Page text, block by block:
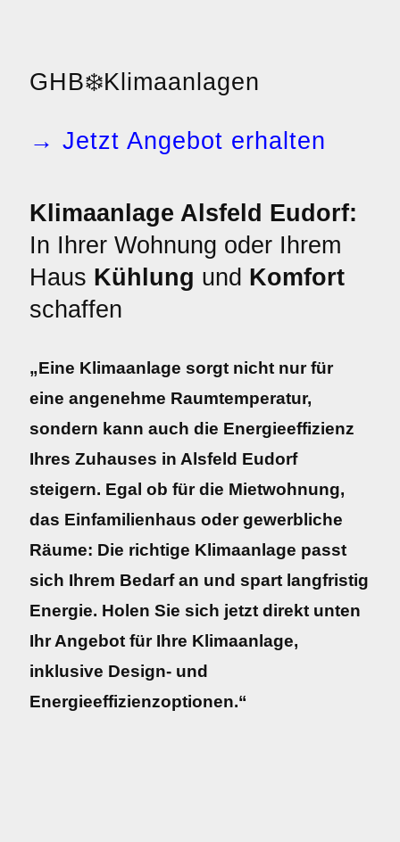
GHB❄️Klimaanlagen
→ Jetzt Angebot erhalten
Klimaanlage Alsfeld Eudorf:
In Ihrer Wohnung oder Ihrem
Haus Kühlung und Komfort
schaffen
„Eine Klimaanlage sorgt nicht nur für
eine angenehme Raumtemperatur,
sondern kann auch die Energieeffizienz
Ihres Zuhauses in Alsfeld Eudorf
steigern. Egal ob für die Mietwohnung,
das Einfamilienhaus oder gewerbliche
Räume: Die richtige Klimaanlage passt
sich Ihrem Bedarf an und spart langfristig
Energie. Holen Sie sich jetzt direkt unten
Ihr Angebot für Ihre Klimaanlage,
inklusive Design- und
Energieeffizienzoptionen.“